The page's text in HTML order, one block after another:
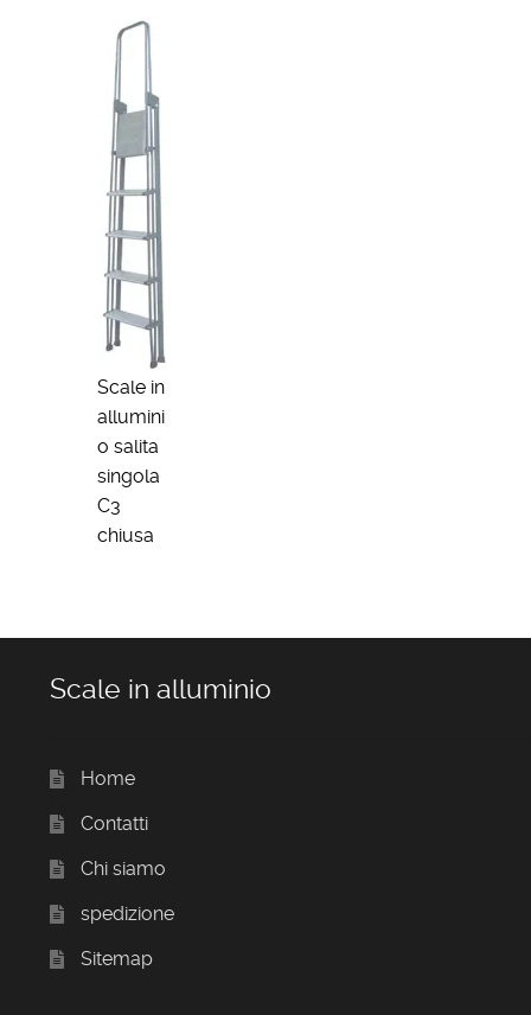
Scale in
allumini
o salita
singola
C3
chiusa
Scale in alluminio
Home
Contatti
Chi siamo
spedizione
Sitemap